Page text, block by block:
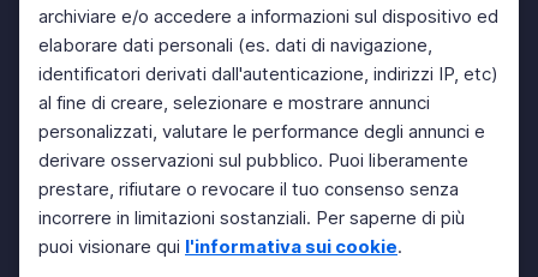
archiviare e/o accedere a informazioni sul dispositivo ed
elaborare dati personali (es. dati di navigazione,
identificatori derivati dall'autenticazione, indirizzi IP, etc)
al fine di creare, selezionare e mostrare annunci
personalizzati, valutare le performance degli annunci e
derivare osservazioni sul pubblico. Puoi liberamente
prestare, rifiutare o revocare il tuo consenso senza
incorrere in limitazioni sostanziali. Per saperne di più
puoi visionare qui l'informativa sui cookie.